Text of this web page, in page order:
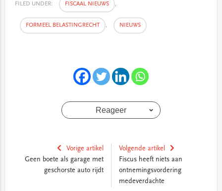
FILED UNDER: FISCAAL NIEUWS ,
FORMEEL BELASTINGRECHT , NIEUWS
Reageer
Vorige artikel
Geen boete als garage met
geschorste auto rijdt
Volgende artikel
Fiscus heeft niets aan
ontnemingsvordering
medeverdachte